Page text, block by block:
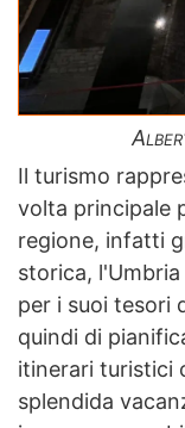
Il turismo
volta principale
regione, infatti
storica,
per i suoi tesori
quindi di
itinerari turistici
splendida